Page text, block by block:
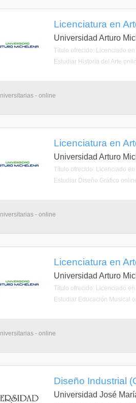
Licenciatura en
Universidad Arturo
Título ofrecido: Licenciado en
Estudiar Historia del Arte
- online
Licenciatura en
Universidad Arturo
Título ofrecido: Licenciado
Estudiar Diseño Gráfico
- online
Licenciatura en
Universidad Arturo
Título ofrecido: Licenciado
Estudiar Educación Musical
- online
Diseño Industrial
Universidad José